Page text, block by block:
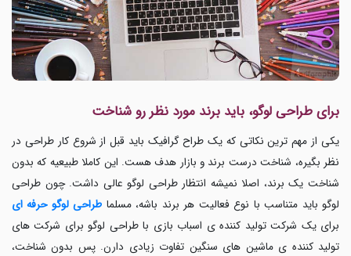
برای طراحی لوگو، باید برند مورد نظر رو شناخت
یکی از مهم ترین نکاتی که یک طراح گرافیک باید قبل از شروع کار طراحی در
نظر بگیره، شناخت درست برند و بازار هدف هست. این کاملا طبیعیه که بدون
شناخت یک برند، اصلا نمیشه انتظار طراحی لوگو عالی داشت. چون طراحی
لوگو باید متناسب با نوع فعالیت هر برند باشه، مسلما طراحی لوگو حرفه ای
برای یک شرکت تولید کننده ی اسباب بازی با طراحی لوگو برای شرکت های
تولید کننده ی ماشین های سنگین تفاوت زیادی دارن. پس بدون شناخت،